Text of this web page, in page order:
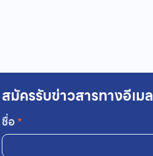
สมัครรับข่าวสารทางอีเมล
ชื่อ*